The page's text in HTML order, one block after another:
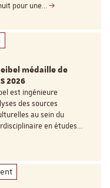
pour une…
médaille de
2026
est ingénieure
des sources
au sein du
en études…